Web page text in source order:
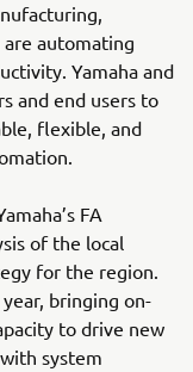
automating
Yamaha and
and end users to
flexible, and
FA
of the local
for the region.
bringing on-
to drive new
system